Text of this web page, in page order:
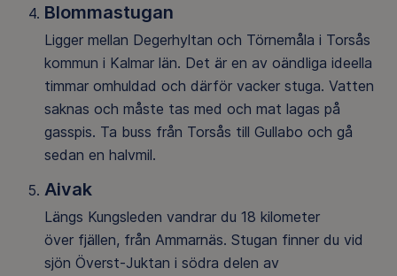
Blommastugan
Ligger mellan Degerhyltan och Törnemåla i Torsås
kommun i Kalmar län. Det är en av oändliga ideella
timmar omhuldad och därför vacker stuga. Vatten
saknas och måste tas med och mat lagas på
gasspis. Ta buss från Torsås till Gullabo och gå
sedan en halvmil.
Aivak
Längs Kungsleden vandrar du 18 kilometer
över fjällen, från Ammarnäs. Stugan finner du vid
sjön Överst-Juktan i södra delen av